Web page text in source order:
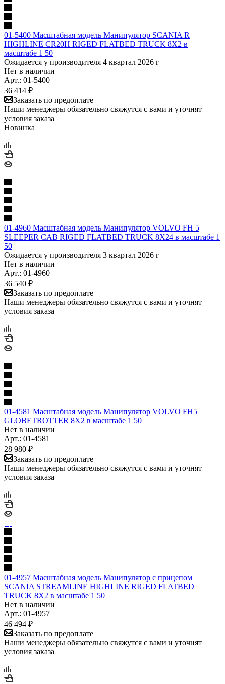
01-5400 Масштабная модель Манипулятор SCANIA R
HIGHLINE CR20H RIGED FLATBED TRUCK 8X2 в
масштабе 1 50
Ожидается у производителя 4 квартал 2026 г
Нет в наличии
Арт.: 01-5400
36 414 ₽
Заказать по предоплате
Наши менеджеры обязательно свяжутся с вами и уточнят
условия заказа
Новинка
01-4960 Масштабная модель Манипулятор VOLVO FH 5
SLEEPER CAB RIGED FLATBED TRUCK 8X24 в масштабе 1
50
Ожидается у производителя 3 квартал 2026 г
Нет в наличии
Арт.: 01-4960
36 540 ₽
Заказать по предоплате
Наши менеджеры обязательно свяжутся с вами и уточнят
условия заказа
01-4581 Масштабная модель Манипулятор VOLVO FH5
GLOBETROTTER 8X2 в масштабе 1 50
Нет в наличии
Арт.: 01-4581
28 980 ₽
Заказать по предоплате
Наши менеджеры обязательно свяжутся с вами и уточнят
условия заказа
01-4957 Масштабная модель Манипулятор с прицепом
SCANIA STREAMLINE HIGHLINE RIGED FLATBED
TRUCK 8X2 в масштабе 1 50
Нет в наличии
Арт.: 01-4957
46 494 ₽
Заказать по предоплате
Наши менеджеры обязательно свяжутся с вами и уточнят
условия заказа